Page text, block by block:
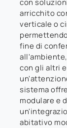
con
arricchito
verticale o
fine di
con gli altri
sistema
modulare e
abitativo